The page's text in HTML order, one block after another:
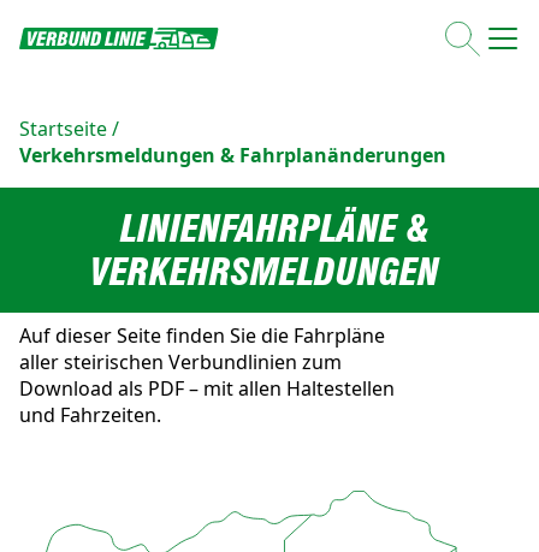
Startseite/
Verkehrsmeldungen & Fahrplanänderungen
LINIENFAHRPLÄNE &
VERKEHRSMELDUNGEN
Auf dieser Seite finden Sie die Fahrpläne
aller steirischen Verbundlinien zum
Download als PDF – mit allen Haltestellen
und Fahrzeiten.